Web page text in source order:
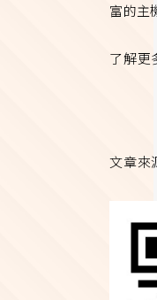
富的主
了解更
文章來